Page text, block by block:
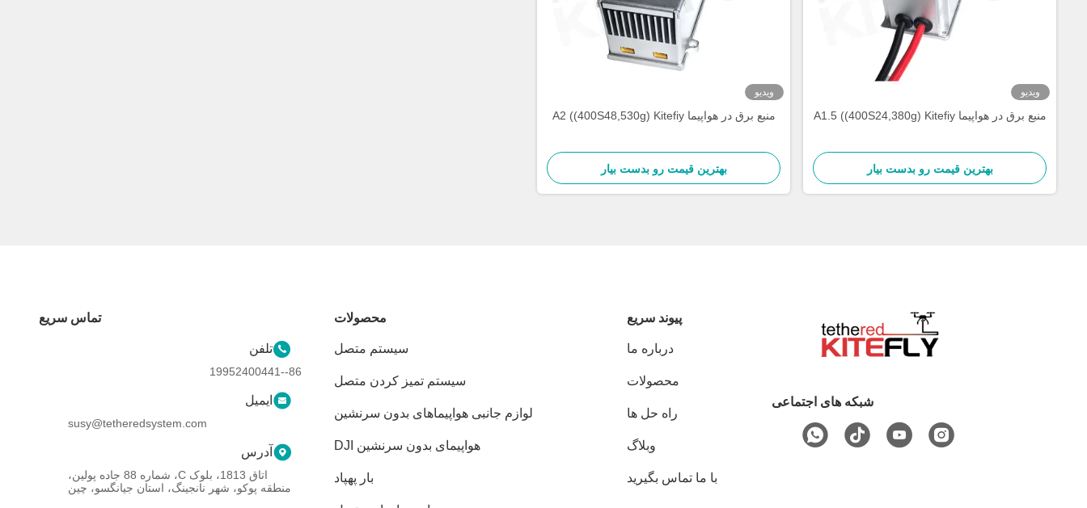
ویدیو
منبع برق در هواپیما A1.5 ((400S24,380g) Kitefiy
بهترین قیمت رو بدست بیار
ویدیو
منبع برق در هواپیما A2 ((400S48,530g) Kitefiy
بهترین قیمت رو بدست بیار
شبکه های اجتماعی
پيوند سريع
درباره ما
محصولات
راه حل ها
وبلاگ
با ما تماس بگیرید
محصولات
سیستم متصل
سیستم تمیز کردن متصل
لوازم جانبی هواپیماهای بدون سرنشین
هواپیمای بدون سرنشین DJI
بار پهپاد
تماس سریع
تلفن
86--19952400441
ایمیل
susy@tetheredsystem.com
آدرس
اتاق 1813، بلوک C، شماره 88 جاده پولین،
منطقه پوکو، شهر نانجینگ، استان جیانگسو، چین